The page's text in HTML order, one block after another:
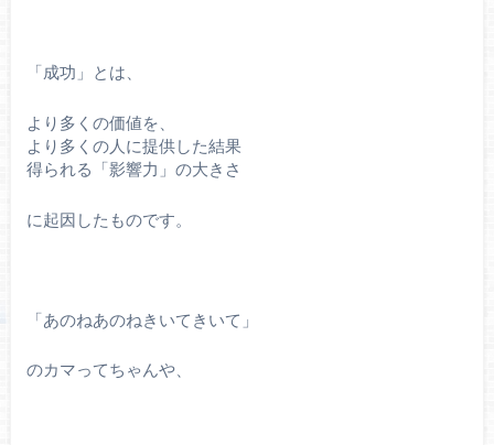
「成功」とは、
より多くの価値を、
より多くの人に提供した結果
得られる「影響力」の大きさ
に起因したものです。
「あのねあのねきいてきいて」
のカマってちゃんや、